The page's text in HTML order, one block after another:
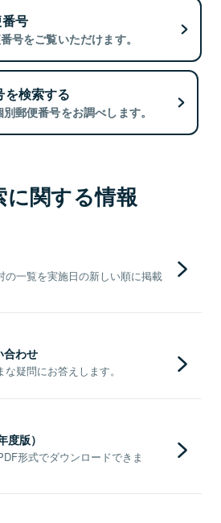
号
号をご覧いただけます。
を検索する
郵便番号をお調べします。
に関する情報
の一覧を実施日の新しい順に掲載
合わせ
疑問にお答えします。
版）
形式でダウンロードできま